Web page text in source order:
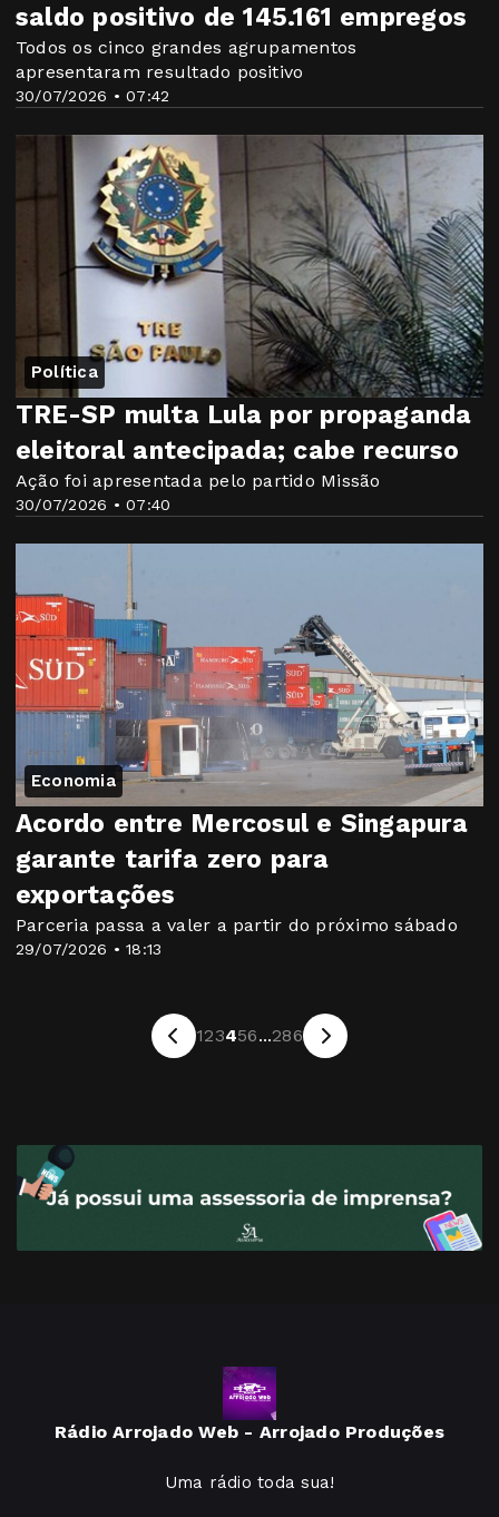
30/07/2026 • 07:42
saldo positivo de 145.161 empregos
Todos os cinco grandes agrupamentos
apresentaram resultado positivo
Política
30/07/2026 • 07:40
TRE-SP multa Lula por propaganda
eleitoral antecipada; cabe recurso
Ação foi apresentada pelo partido Missão
Economia
29/07/2026 • 18:13
Acordo entre Mercosul e Singapura
garante tarifa zero para
exportações
Parceria passa a valer a partir do próximo sábado
123456...286
Rádio Arrojado Web - Arrojado Produções
Uma rádio toda sua!